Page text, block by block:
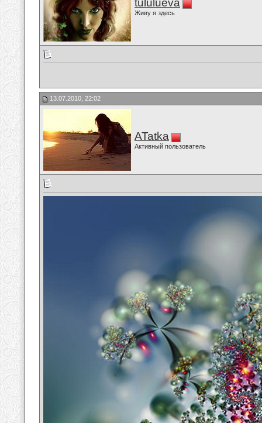
tululueva
Живу я здесь
13.07.2010, 22:02
ATatka
Активный пользователь